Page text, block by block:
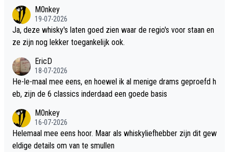
M0nkey
19-07-2026
Ja, deze whisky's laten goed zien waar de regio's voor staan en
ze zijn nog lekker toegankelijk ook.
EricD
18-07-2026
He-le-maal mee eens, en hoewel ik al menige drams geproefd h
eb, zijn de 6 classics inderdaad een goede basis
M0nkey
16-07-2026
Helemaal mee eens hoor. Maar als whiskyliefhebber zijn dit gew
eldige details om van te smullen